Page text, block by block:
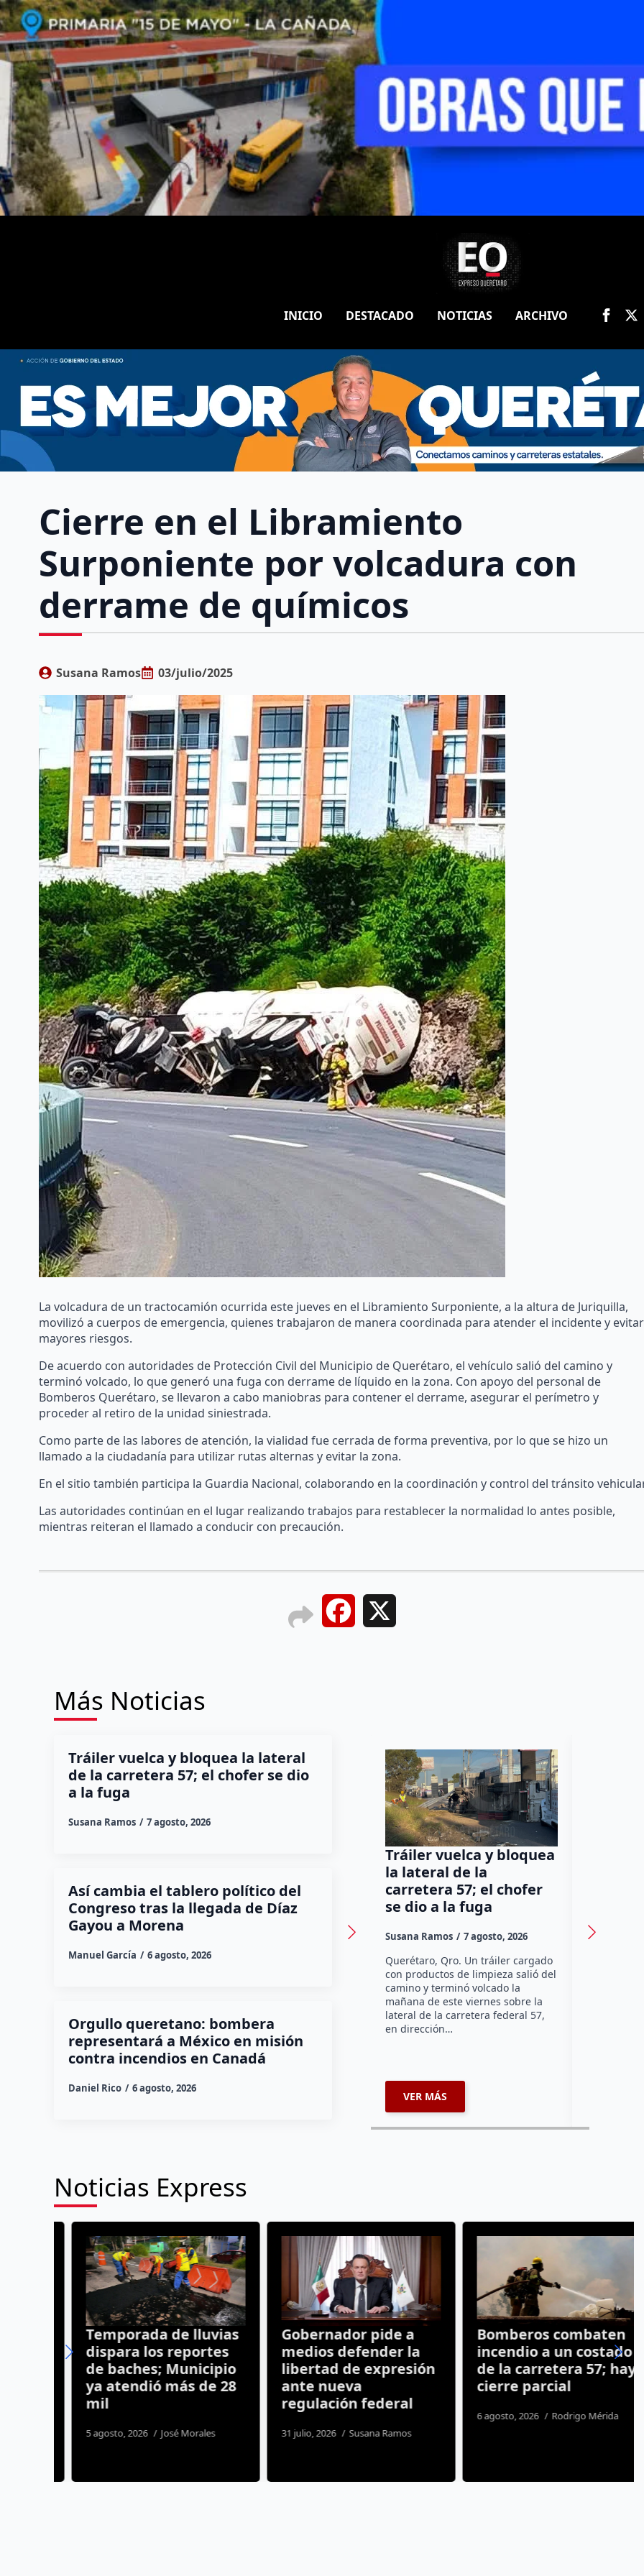
INICIO DESTACADO NOTICIAS ARCHIVO
Cierre en el Libramiento
Surponiente por volcadura con
derrame de químicos
Susana Ramos 03/julio/2025
La volcadura de un tractocamión ocurrida este jueves en el Libramiento Surponiente, a la altura de Juriquilla,
movilizó a cuerpos de emergencia, quienes trabajaron de manera coordinada para atender el incidente y evitar
mayores riesgos.
De acuerdo con autoridades de Protección Civil del Municipio de Querétaro, el vehículo salió del camino y
terminó volcado, lo que generó una fuga con derrame de líquido en la zona. Con apoyo del personal de
Bomberos Querétaro, se llevaron a cabo maniobras para contener el derrame, asegurar el perímetro y
proceder al retiro de la unidad siniestrada.
Como parte de las labores de atención, la vialidad fue cerrada de forma preventiva, por lo que se hizo un
llamado a la ciudadanía para utilizar rutas alternas y evitar la zona.
En el sitio también participa la Guardia Nacional, colaborando en la coordinación y control del tránsito
Las autoridades continúan en el lugar realizando trabajos para restablecer la normalidad lo antes posible,
mientras reiteran el llamado a conducir con precaución.
Facebook
Más Noticias
Tráiler vuelca y bloquea la lateral
de la carretera 57; el chofer se dio
a la fuga
Susana Ramos 7 agosto, 2026
Así cambia el tablero político del
Congreso tras la llegada de Díaz
Gayou a Morena
Manuel García 6 agosto, 2026
Orgullo queretano: bombera
representará a México en misión
contra incendios en Canadá
Daniel Rico 6 agosto, 2026
Tráiler vuelca y bloquea
la lateral de la
carretera 57; el chofer
se dio a la fuga
Susana Ramos 7 agosto, 2026
Querétaro, Qro. Un tráiler cargado
con productos de limpieza salió del
camino y terminó volcado la
mañana de este viernes sobre la
lateral de la carretera federal 57,
en dirección…
VER MÁS
Manuel
Noticias Express
Temporada de lluvias
dispara los reportes
de baches; Municipio
ya atendió más de 28
mil
5 agosto, 2026 José Morales
Gobernador pide a
medios defender la
libertad de expresión
ante nueva
regulación federal
31 julio, 2026 Susana Ramos
Bomberos combaten
incendio a un costado
de la carretera 57; hay
cierre parcial
6 agosto, 2026 Rodrigo Mérida